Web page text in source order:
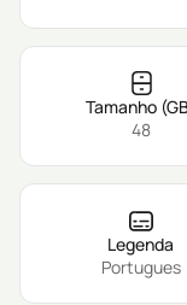
Tamanho
48
Legenda
Portugues